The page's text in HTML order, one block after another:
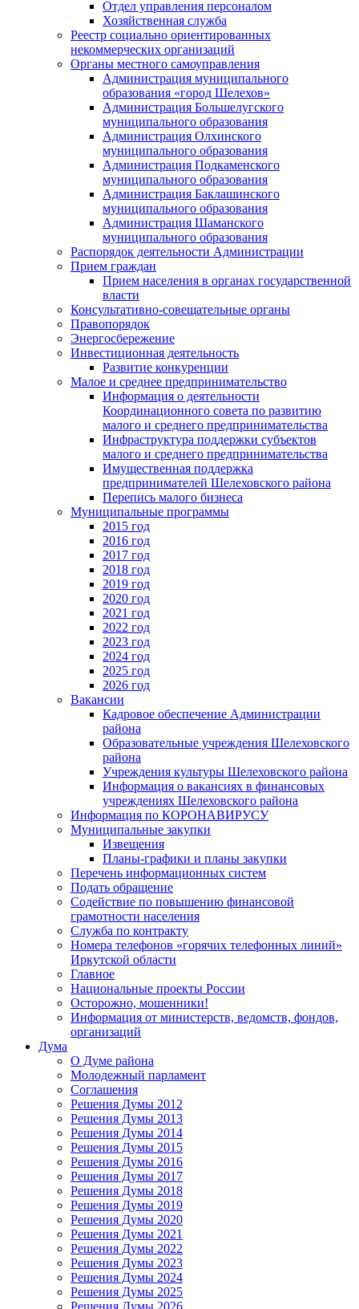
Отдел управления персоналом
Хозяйственная служба
Реестр социально ориентированных
некоммерческих организаций
Органы местного самоуправления
Администрация муниципального
образования «город Шелехов»
Администрация Большелугского
муниципального образования
Администрация Олхинского
муниципального образования
Администрация Подкаменского
муниципального образования
Администрация Баклашинского
муниципального образования
Администрация Шаманского
муниципального образования
Распорядок деятельности Администрации
Прием граждан
Прием населения в органах государственной
власти
Консультативно-совещательные органы
Правопорядок
Энергосбережение
Инвестиционная деятельность
Развитие конкуренции
Малое и среднее предпринимательство
Информация о деятельности
Координационного совета по развитию
малого и среднего предпринимательства
Инфраструктура поддержки субъектов
малого и среднего предпринимательства
Имущественная поддержка
предпринимателей Шелеховского района
Перепись малого бизнеса
Муниципальные программы
2015 год
2016 год
2017 год
2018 год
2019 год
2020 год
2021 год
2022 год
2023 год
2024 год
2025 год
2026 год
Вакансии
Кадровое обеспечение Администрации
района
Образовательные учреждения Шелеховского
района
Учреждения культуры Шелеховского района
Информация о вакансиях в финансовых
учреждениях Шелеховского района
Информация по КОРОНАВИРУСУ
Муниципальные закупки
Извещения
Планы-графики и планы закупки
Перечень информационных систем
Подать обращение
Содействие по повышению финансовой
грамотности населения
Служба по контракту
Номера телефонов «горячих телефонных линий»
Иркутской области
Главное
Национальные проекты России
Осторожно, мошенники!
Информация от министерств, ведомств, фондов,
организаций
Дума
О Думе района
Молодежный парламент
Соглашения
Решения Думы 2012
Решения Думы 2013
Решения Думы 2014
Решения Думы 2015
Решения Думы 2016
Решения Думы 2017
Решения Думы 2018
Решения Думы 2019
Решения Думы 2020
Решения Думы 2021
Решения Думы 2022
Решения Думы 2023
Решения Думы 2024
Решения Думы 2025
Решения Думы 2026